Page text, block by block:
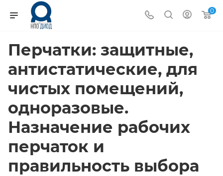
0
Перчатки: защитные,
антистатические, для
чистых помещений,
одноразовые.
Назначение рабочих
перчаток и
правильность выбора